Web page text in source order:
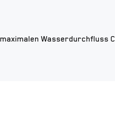
Wasserdurchfluss